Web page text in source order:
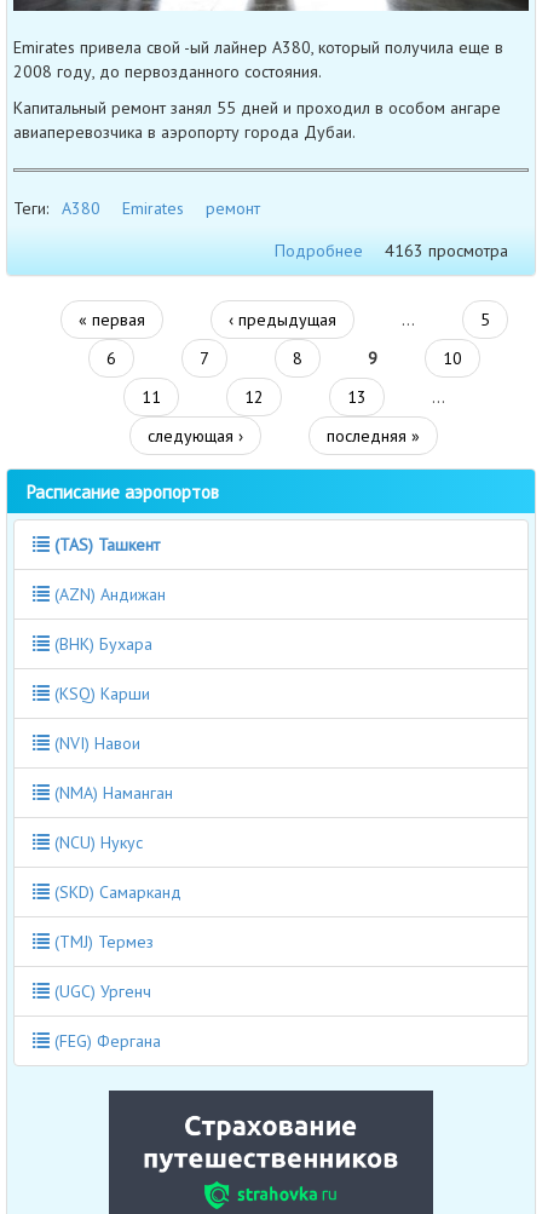
Emirates привела свой -ый лайнер A380, который получила еще в
2008 году, до первозданного состояния.
Капитальный ремонт занял 55 дней и проходил в особом ангаре
авиаперевозчика в аэропорту города Дубаи.
Теги: A380 Emirates
ремонт
Подробнее
4163 просмотра
« первая ‹ предыдущая …
5
6
7 8 9
10
11
12 13
…
следующая ›
последняя »
Расписание аэропортов
(TAS) Ташкент
(AZN) Андижан
(BHK) Бухара
(KSQ) Карши
(NVI) Навои
(NMA) Наманган
(NCU) Нукус
(SKD) Самарканд
(TMJ) Термез
(UGC) Ургенч
(FEG) Фергана